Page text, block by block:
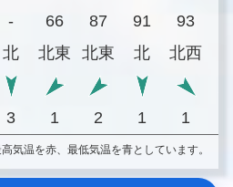
-
66 87 91 93
北
北東 北東 北 北西
3 1 2 1 1
気温を赤、最低気温を青としています。